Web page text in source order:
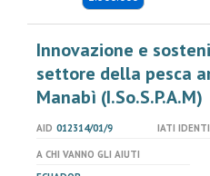
Innovazione e
settore della pesca
Manabì (I.So.S.P.A.M)
AID 012314/01/9 IATI
A CHI VANNO GLI AIUTI